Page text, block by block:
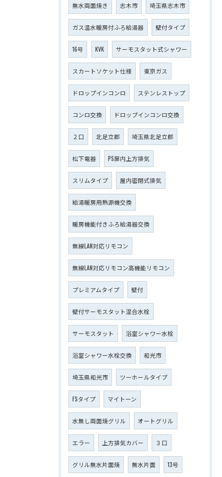
無水両面焼き 志木市 埼玉県志木市
ガス温水暖房付ふろ給湯器 壁付タイプ
16号 KVK サーモスタット式シャワー
スカートソケット仕様 東京ガス
ドロップインコンロ ステンレストップ
コンロ交換 ドロップインコンロ交換
２口 北足立郡 埼玉県北足立郡
松下電器 PS扉内上方排気
スリムタイプ 屋内密閉式排気
給湯暖房用熱源機交換
暖房機能付きふろ給湯器交換
無線LAN対応リモコン
無線LAN対応リモコン高機能リモコン
プレミアムタイプ 壁付
壁付サーモスタット混合水栓
サーモスタット 浴室シャワー水栓
浴室シャワー水栓交換 和光市
埼玉県和光市 ツーホールタイプ
FSタイプ マイトーン
水無し両面焼グリル オートグリル
エラー 上方排気カバー ３口
グリル無水片面焼 無水片面 13号